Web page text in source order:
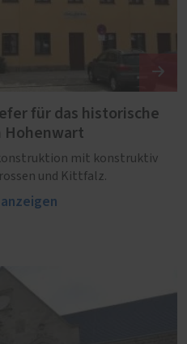
für das historische
Hohenwart
mit konstruktiv
und Kittfalz.